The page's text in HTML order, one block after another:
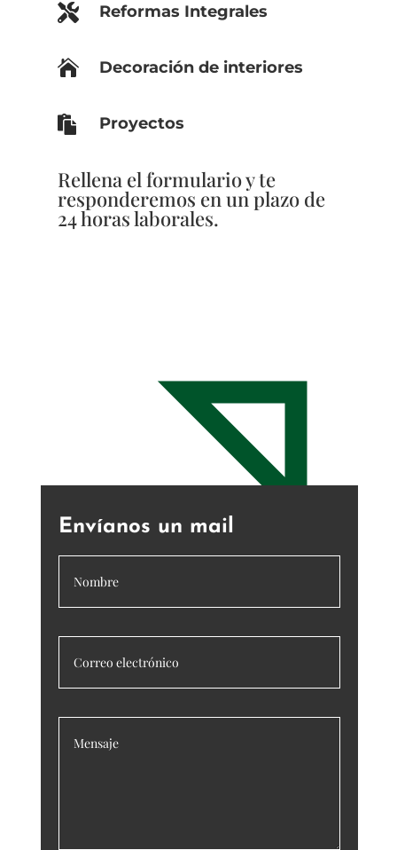
 Reformas Integrales
 Decoración de interiores
 Proyectos
Rellena el formulario y te
responderemos en un plazo de
24 horas laborales.
Envíanos un mail